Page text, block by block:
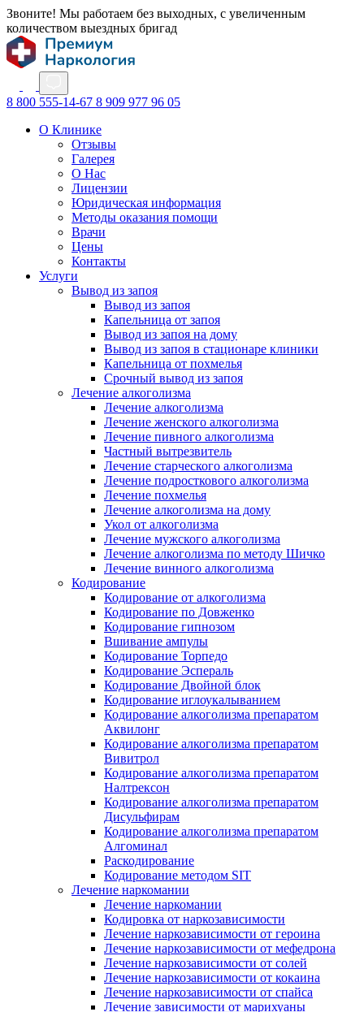
Звоните! Мы работаем без выходных, с увеличенным
количеством выездных бригад
8 800 555-14-67 8 909 977 96 05
О Клинике
Отзывы
Галерея
О Нас
Лицензии
Юридическая информация
Методы оказания помощи
Врачи
Цены
Контакты
Услуги
Вывод из запоя
Вывод из запоя
Капельница от запоя
Вывод из запоя на дому
Вывод из запоя в стационаре клиники
Капельница от похмелья
Срочный вывод из запоя
Лечение алкоголизма
Лечение алкоголизма
Лечение женского алкоголизма
Лечение пивного алкоголизма
Частный вытрезвитель
Лечение старческого алкоголизма
Лечение подросткового алкоголизма
Лечение похмелья
Лечение алкоголизма на дому
Укол от алкоголизма
Лечение мужского алкоголизма
Лечение алкоголизма по методу Шичко
Лечение винного алкоголизма
Кодирование
Кодирование от алкоголизма
Кодирование по Довженко
Кодирование гипнозом
Вшивание ампулы
Кодирование Торпедо
Кодирование Эспераль
Кодирование Двойной блок
Кодирование иглоукалыванием
Кодирование алкоголизма препаратом
Аквилонг
Кодирование алкоголизма препаратом
Вивитрол
Кодирование алкоголизма препаратом
Налтрексон
Кодирование алкоголизма препаратом
Дисульфирам
Кодирование алкоголизма препаратом
Алгоминал
Раскодирование
Кодирование методом SIT
Лечение наркомании
Лечение наркомании
Кодировка от наркозависимости
Лечение наркозависимости от героина
Лечение наркозависимости от мефедрона
Лечение наркозависимости от солей
Лечение наркозависимости от кокаина
Лечение наркозависимости от спайса
Лечение зависимости от марихуаны